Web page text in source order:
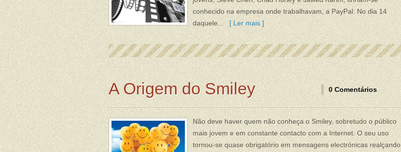
conhecido na empresa onde trabalhavam, a PayPal. No dia 14
daquele... [ Ler mais ]
A Origem do Smiley 0 Comentários
Não deve haver quem não conheça o Smiley, sobretudo o público
mais jovem e em constante contacto com a Internet. O seu uso
tornou-se quase obrigatório em mensagens electrónicas realçando